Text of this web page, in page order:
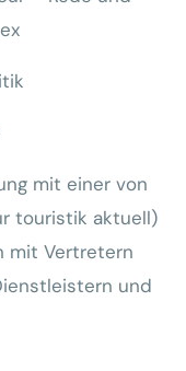
mit einer von
touristik aktuell)
mit Vertretern
und